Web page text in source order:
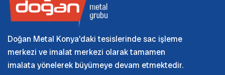
Doğan Metal Konya’daki tesislerinde sac işleme
merkezi ve imalat merkezi olarak tamamen
imalata yönelerek büyümeye devam etmektedir.